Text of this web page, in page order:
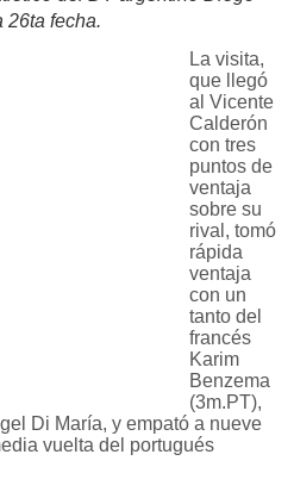
26ta fecha.
La visita,
que llegó
al Vicente
Calderón
con tres
puntos de
ventaja
sobre su
rival, tomó
rápida
ventaja
con un
tanto del
francés
Karim
Benzema
(3m.PT),
Di María, y empató a nueve
vuelta del portugués